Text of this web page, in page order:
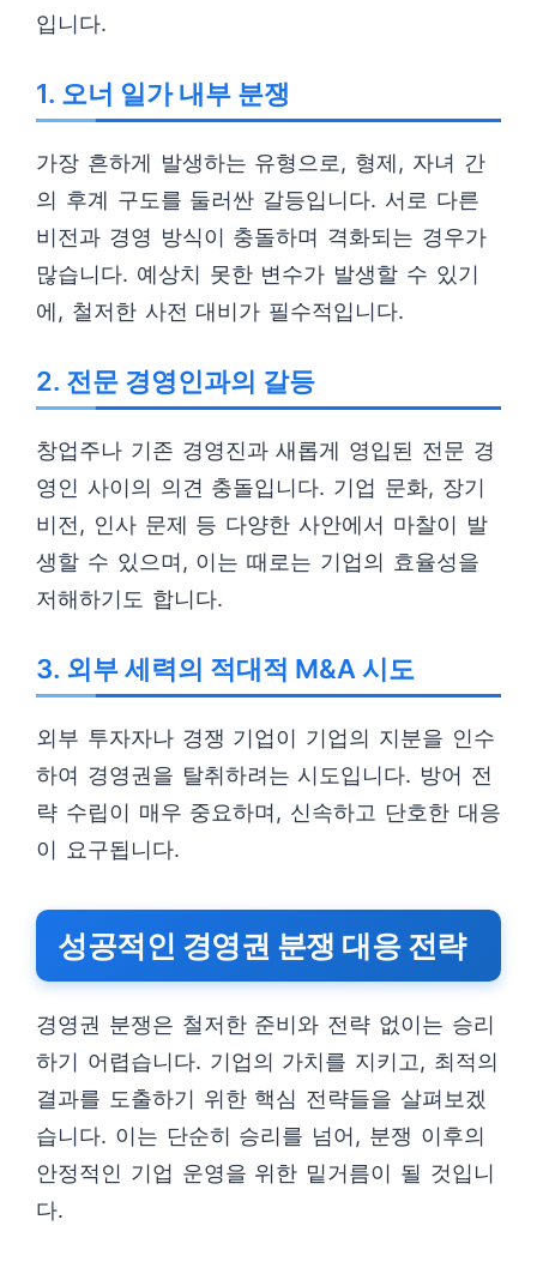
입니다.
1. 오너 일가 내부 분쟁
가장 흔하게 발생하는 유형으로, 형제, 자녀 간
의 후계 구도를 둘러싼 갈등입니다. 서로 다른
비전과 경영 방식이 충돌하며 격화되는 경우가
많습니다. 예상치 못한 변수가 발생할 수 있기
에, 철저한 사전 대비가 필수적입니다.
2. 전문 경영인과의 갈등
창업주나 기존 경영진과 새롭게 영입된 전문 경
영인 사이의 의견 충돌입니다. 기업 문화, 장기
비전, 인사 문제 등 다양한 사안에서 마찰이 발
생할 수 있으며, 이는 때로는 기업의 효율성을
저해하기도 합니다.
3. 외부 세력의 적대적 M&A 시도
외부 투자자나 경쟁 기업이 기업의 지분을 인수
하여 경영권을 탈취하려는 시도입니다. 방어 전
략 수립이 매우 중요하며, 신속하고 단호한 대응
이 요구됩니다.
성공적인 경영권 분쟁 대응 전략
경영권 분쟁은 철저한 준비와 전략 없이는 승리
하기 어렵습니다. 기업의 가치를 지키고, 최적의
결과를 도출하기 위한 핵심 전략들을 살펴보겠
습니다. 이는 단순히 승리를 넘어, 분쟁 이후의
안정적인 기업 운영을 위한 밑거름이 될 것입니
다.